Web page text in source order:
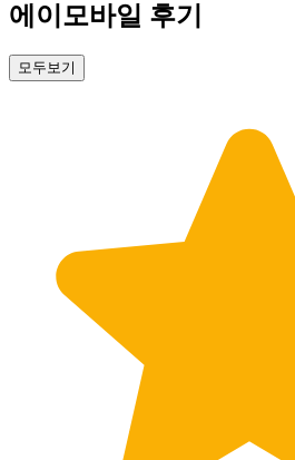
에이모바일 후기
모두보기